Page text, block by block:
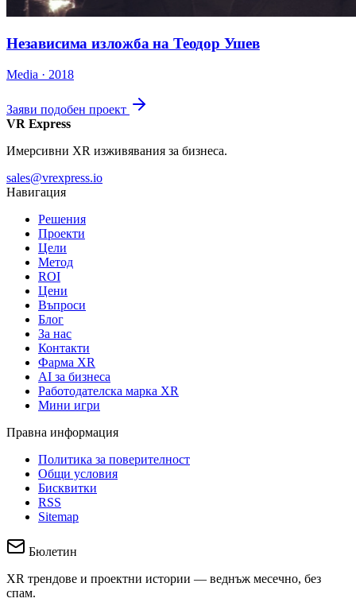
Независима изложба на Теодор Ушев
Media · 2018
Заяви подобен проект
VR Express
Имерсивни XR изживявания за бизнеса.
sales@vrexpress.io
Навигация
Решения
Проекти
Цели
Метод
ROI
Цени
Въпроси
Блог
За нас
Контакти
Фарма XR
AI за бизнеса
Работодателска марка XR
Мини игри
Правна информация
Политика за поверителност
Общи условия
Бисквитки
RSS
Sitemap
Бюлетин
XR трендове и проектни истории — веднъж месечно, без
спам.